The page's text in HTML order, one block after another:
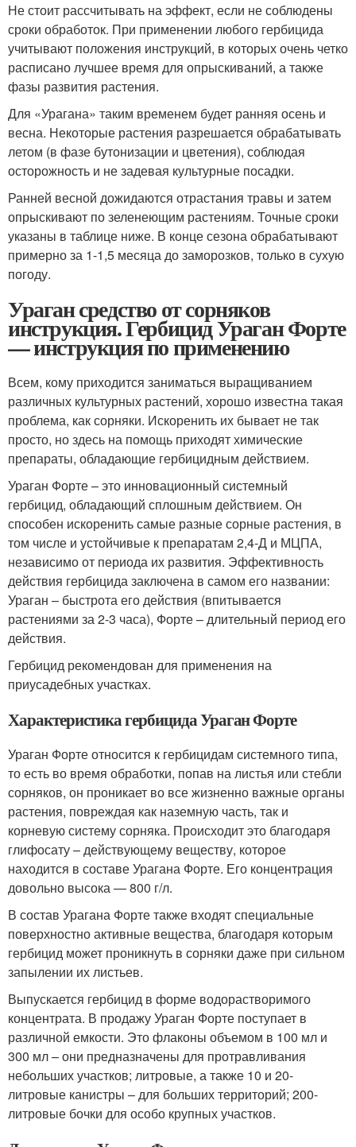
Не стоит рассчитывать на эффект, если не соблюдены
сроки обработок. При применении любого гербицида
учитывают положения инструкций, в которых очень четко
расписано лучшее время для опрыскиваний, а также
фазы развития растения.
Для «Урагана» таким временем будет ранняя осень и
весна. Некоторые растения разрешается обрабатывать
летом (в фазе бутонизации и цветения), соблюдая
осторожность и не задевая культурные посадки.
Ранней весной дожидаются отрастания травы и затем
опрыскивают по зеленеющим растениям. Точные сроки
указаны в таблице ниже. В конце сезона обрабатывают
примерно за 1-1,5 месяца до заморозков, только в сухую
погоду.
Ураган средство от сорняков
инструкция. Гербицид Ураган Форте
— инструкция по применению
Всем, кому приходится заниматься выращиванием
различных культурных растений, хорошо известна такая
проблема, как сорняки. Искоренить их бывает не так
просто, но здесь на помощь приходят химические
препараты, обладающие гербицидным действием.
Ураган Форте – это инновационный системный
гербицид, обладающий сплошным действием. Он
способен искоренить самые разные сорные растения, в
том числе и устойчивые к препаратам 2,4-Д и МЦПА,
независимо от периода их развития. Эффективность
действия гербицида заключена в самом его названии:
Ураган – быстрота его действия (впитывается
растениями за 2-3 часа), Форте – длительный период его
действия.
Гербицид рекомендован для применения на
приусадебных участках.
Характеристика гербицида Ураган Форте
Ураган Форте относится к гербицидам системного типа,
то есть во время обработки, попав на листья или стебли
сорняков, он проникает во все жизненно важные органы
растения, повреждая как наземную часть, так и
корневую систему сорняка. Происходит это благодаря
глифосату – действующему веществу, которое
находится в составе Урагана Форте. Его концентрация
довольно высока — 800 г/л.
В состав Урагана Форте также входят специальные
поверхностно активные вещества, благодаря которым
гербицид может проникнуть в сорняки даже при сильном
запылении их листьев.
Выпускается гербицид в форме водорастворимого
концентрата. В продажу Ураган Форте поступает в
различной емкости. Это флаконы объемом в 100 мл и
300 мл – они предназначены для протравливания
небольших участков; литровые, а также 10 и 20-
литровые канистры – для больших территорий; 200-
литровые бочки для особо крупных участков.